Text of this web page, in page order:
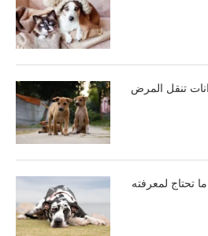
للسعار.. 7 حيوانات تنقل المرض
تحتاج لمعرفته